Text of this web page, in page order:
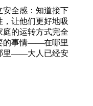
安全感：知道接下
让他们更好地吸
的运转方式完全
的事情——在哪里
里——大人已经安